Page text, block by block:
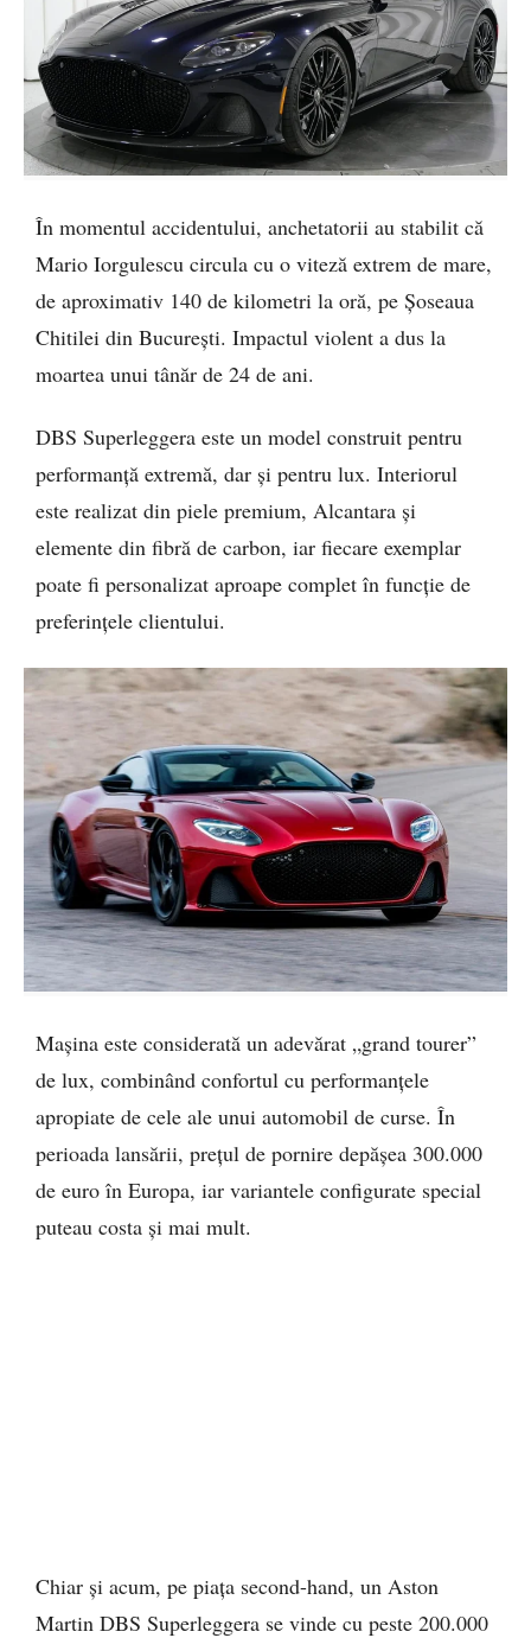
În momentul accidentului, anchetatorii au stabilit că
Mario Iorgulescu circula cu o viteză extrem de mare,
de aproximativ 140 de kilometri la oră, pe Șoseaua
Chitilei din București. Impactul violent a dus la
moartea unui tânăr de 24 de ani.
DBS Superleggera este un model construit pentru
performanță extremă, dar și pentru lux. Interiorul
este realizat din piele premium, Alcantara și
elemente din fibră de carbon, iar fiecare exemplar
poate fi personalizat aproape complet în funcție de
preferințele clientului.
Mașina este considerată un adevărat „grand tourer”
de lux, combinând confortul cu performanțele
apropiate de cele ale unui automobil de curse. În
perioada lansării, prețul de pornire depășea 300.000
de euro în Europa, iar variantele configurate special
puteau costa și mai mult.
Chiar și acum, pe piața second-hand, un Aston
Martin DBS Superleggera se vinde cu peste 200.000